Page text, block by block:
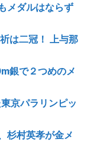
メダルはならず
は二冠！ 上与那
銀で２つめのメ
京パラリンピッ
杉村英孝が金メ